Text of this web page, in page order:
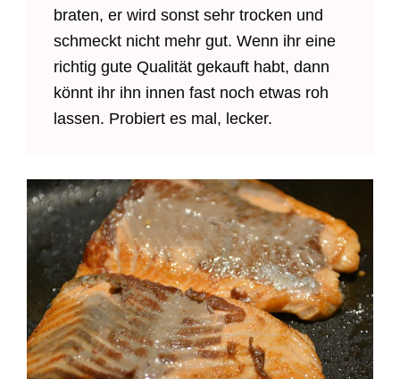
braten, er wird sonst sehr trocken und
schmeckt nicht mehr gut. Wenn ihr eine
richtig gute Qualität gekauft habt, dann
könnt ihr ihn innen fast noch etwas roh
lassen. Probiert es mal, lecker.